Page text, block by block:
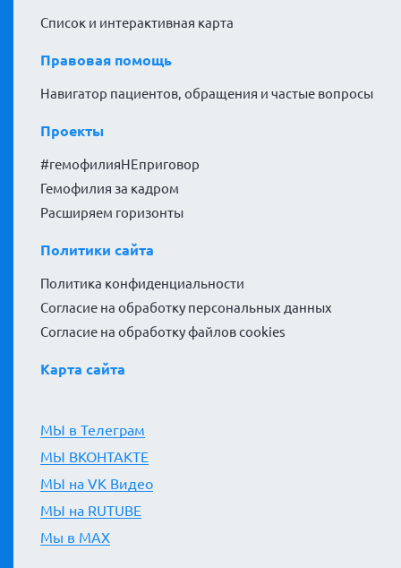
Список и интерактивная карта
Правовая помощь
Навигатор пациентов, обращения и частые вопросы
Проекты
#гемофилияНЕприговор
Гемофилия за кадром
Расширяем горизонты
Политики сайта
Политика конфиденциальности
Согласие на обработку персональных данных
Согласие на обработку файлов cookies
Карта сайта
МЫ в Телеграм
МЫ ВКОНТАКТЕ
МЫ на VK Видео
МЫ на RUTUBE
Мы в MAX